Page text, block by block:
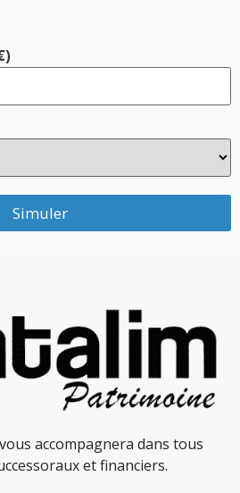
Simuler
accompagnera dans tous
et financiers.